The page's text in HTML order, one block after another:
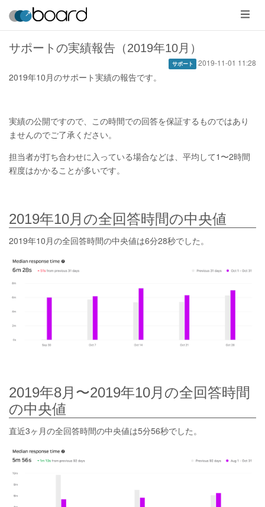
メ
ニ
ュ
ー
サポートの実績報告（2019年10月）
サポート 2019-11-01 11:28
2019年10月のサポート実績の報告です。
実績の公開ですので、この時間での回答を保証するものではあり
ませんのでご了承ください。
担当者が打ち合わせに入っている場合などは、平均して1〜2時間
程度はかかることが多いです。
2019年10月の全回答時間の中央値
2019年10月の全回答時間の中央値は6分28秒でした。
2019年8月〜2019年10月の全回答時間
の中央値
直近3ヶ月の全回答時間の中央値は5分56秒でした。